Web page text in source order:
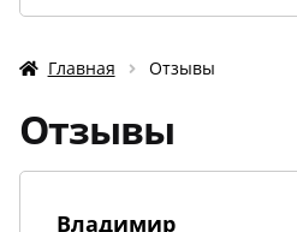
УСЛОВИЯ АРЕНДЫ
ОТЗЫВЫ
АКЦИИ
КОНТАКТЫ
Главная Отзывы
Отзывы
Владимир